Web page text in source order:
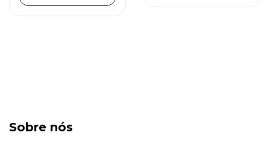
Sobre nós